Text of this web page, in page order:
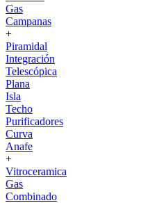
Gas
Campanas
+
Piramidal
Integración
Telescópica
Plana
Isla
Techo
Purificadores
Curva
Anafe
+
Vitroceramica
Gas
Combinado